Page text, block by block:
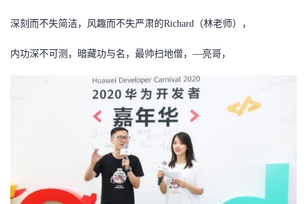
深刻而不失简洁，风趣而不失严肃的Richard（林老师），
内功深不可测，暗藏功与名，最帅扫地僧， —亮哥，